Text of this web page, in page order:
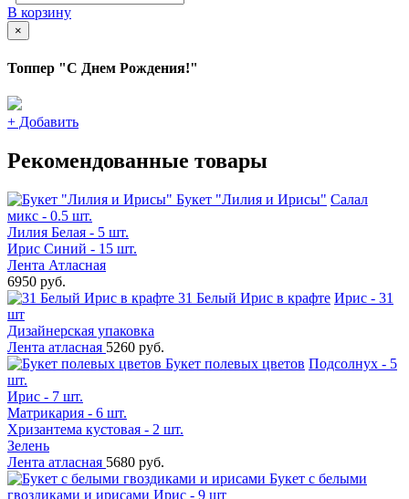
В корзину
×
Топпер "С Днем Рождения!"
+ Добавить
Рекомендованные товары
Букет "Лилия и Ирисы" Салал
микс - 0.5 шт.
Лилия Белая - 5 шт.
Ирис Синий - 15 шт.
Лента Атласная
6950 руб.
31 Белый Ирис в крафте Ирис - 31
шт
Дизайнерская упаковка
Лента атласная 5260 руб.
Букет полевых цветов Подсолнух - 5
шт.
Ирис - 7 шт.
Матрикария - 6 шт.
Хризантема кустовая - 2 шт.
Зелень
Лента атласная 5680 руб.
Букет с белыми
гвоздиками и ирисами Ирис - 9 шт